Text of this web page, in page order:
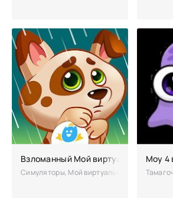
Взломанный Мой виртуальный
Симуляторы, Мой виртуальный питомец
Моу 4